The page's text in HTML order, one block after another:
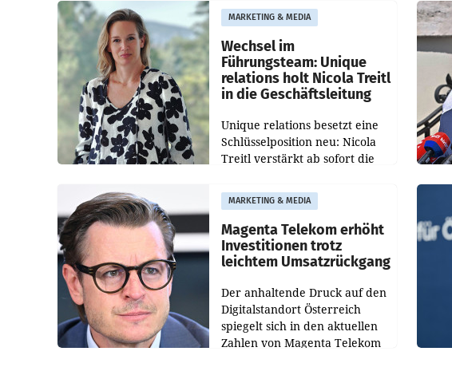
Besetzungen für die
Direktionen abgestimmt
werden.
MARKETING & MEDIA
Wechsel im
Führungsteam: Unique
relations holt Nicola Treitl
in die Geschäftsleitung
Unique relations besetzt eine
Schlüsselposition neu: Nicola
Treitl verstärkt ab sofort die
PR-Agentur an der Seite von
Josef Kalina und Anna Kalina-
Mahr.
MARKETING & MEDIA
Magenta Telekom erhöht
Investitionen trotz
leichtem Umsatzrückgang
Der anhaltende Druck auf den
Digitalstandort Österreich
spiegelt sich in den aktuellen
Zahlen von Magenta Telekom